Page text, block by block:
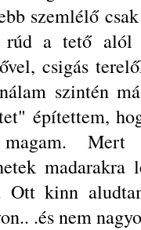
szemlélő
a tető alól
csigás
szintén
építettem,
Mert
Ott kinn
.és nem